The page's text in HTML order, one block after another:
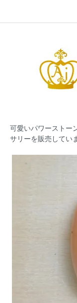
可愛いパワーストー
サリーを販売してい